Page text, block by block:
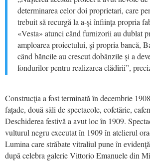
determinarea celor doi proprietari, care
trebuit să recurgă la a-şi înfiinţa propria
«Vesta» atunci când furnizorii au dublat
amploarea proiectului, şi propria bancă,
când băncile au crescut dobânzile şi a
fondurilor pentru realizarea clădirii”,
Construcţia a fost terminată în decembrie
fațade, două săli de spectacole, cofetărie,
Deschiderea festivă a avut loc în 1909.
vulturul negru executat în 1909 în atelierul
Lumina care străbate vitraliul pune în
după celebra galerie Vittorio Emanuele din